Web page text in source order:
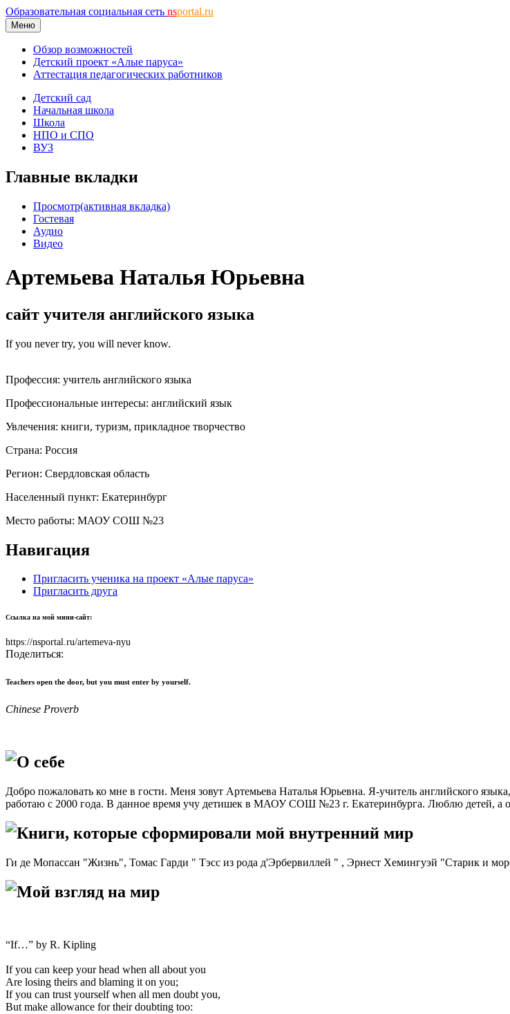
Образовательная социальная сеть nsportal.ru
Меню
Обзор возможностей
Детский проект «Алые паруса»
Аттестация педагогических работников
Детский сад
Начальная школа
Школа
НПО и СПО
ВУЗ
Главные вкладки
Просмотр(активная вкладка)
Гостевая
Аудио
Видео
Артемьева Наталья Юрьевна
сайт учителя английcкого языка
If you never try, you will never know.
Профессия: учитель английского языка
Профессиональные интересы: английский язык
Увлечения: книги, туризм, прикладное творчество
Страна: Россия
Регион: Свердловская область
Населенный пункт: Екатеринбург
Место работы: МАОУ СОШ №23
Навигация
Пригласить ученика на проект «Алые паруса»
Пригласить друга
Ссылка на мой мини-сайт:
https://nsportal.ru/artemeva-nyu
Поделиться:
Teachers open the door, but you must enter by yourself.
Chinese Proverb
О себе
Добро пожаловать ко мне в гости. Меня зовут Артемьева Наталья Юрьевна. Я-учитель английского
работаю с 2000 года. В данное время учу детишек в МАОУ СОШ №23 г. Екатеринбурга. Люблю детей, а
Книги, которые сформировали мой внутренний мир
Ги де Мопассан "Жизнь", Томас Гарди " Тэсс из рода д'Эрбервиллей " , Эрнест Хемингуэй "Старик и
Мой взгляд на мир
“If…” by R. Kipling
If you can keep your head when all about you
Are losing theirs and blaming it on you;
If you can trust yourself when all men doubt you,
But make allowance for their doubting too: